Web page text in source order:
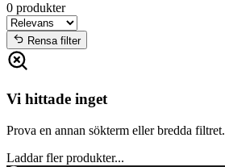
0 produkter
Rensa filter
Vi hittade inget
Prova en annan sökterm eller bredda filtret.
Laddar fler produkter...